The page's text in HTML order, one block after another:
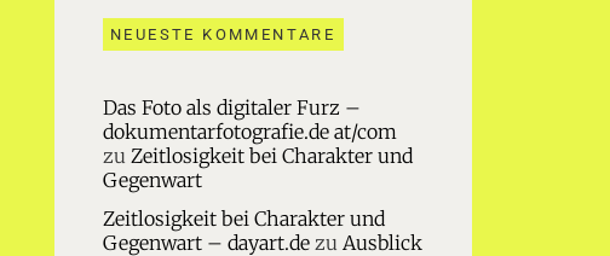
NEUESTE KOMMENTARE
Das Foto als digitaler Furz –
dokumentarfotografie.de at/com
zu Zeitlosigkeit bei Charakter und
Gegenwart
Zeitlosigkeit bei Charakter und
Gegenwart – dayart.dezu Ausblick